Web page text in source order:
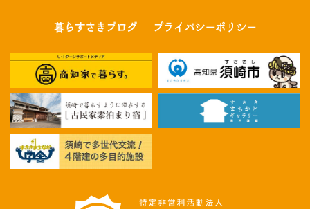
暮らすさきブログ プライバシーポリシー